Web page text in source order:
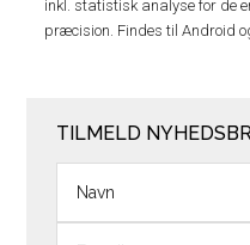
inkl. statistisk analyse for de
præcision. Findes til Android
TILMELD